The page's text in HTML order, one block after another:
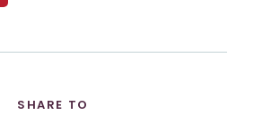
SHARE TO